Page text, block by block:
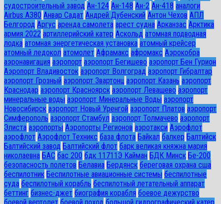
судостроительный завод Ан-124 Ан-148 Ан-2 Ан-418 аналоги
Airbus A380 Анвар Садат Андрей Дубенский Антон Чехов АПЛ
Белгород Аргус аренда самолета арест судна Арканзас Арктика
армия 2022 артиллерийский катер Аскольд атомная подводная
лодка атомная энергетическая установка атомный крейсер
атомный ледокол атомолет Афрамакс афромакс Аэрокобра
аэронавигация аэропорт аэропорт Бегишево аэропорт Бен Гурион
Аэропорт Владивосток аэропорт Волгоград аэропорт Гибралтар
аэропорт Грозный аэропорт Звартонц аэропорт Казань аэропорт
Краснодар аэропорт Красноярск аэропорт Левашево аэропорт
минеральные воды аэропорт Минеральные Воды аэропорт
Новосибирск аэропорт Новый Уренгой аэропорт Платов аэропорт
Симферополь аэропорт Стамбул аэропорт Толмачево аэропорт
Элиста аэропорты Аэропорты Регионов аэротакси Аэрофлот
аэрофлот Аэрофлот Техникс база флота Байкал балкер Балтийск
Балтийский завод Балтийский флот барк великая княжна мария
николаевна БАС бас 200 бдк 11711Э Кайман БДК Минск Бе-200
безопасность полетов Белавиа Бердянск береговая охрана сша
беспилотник Беспилотные авиационные системы беспилотные
суда беспилотный корабль беспилотный летательный аппарат
беттинг бизнес-джет биография корабля боевое дежурство